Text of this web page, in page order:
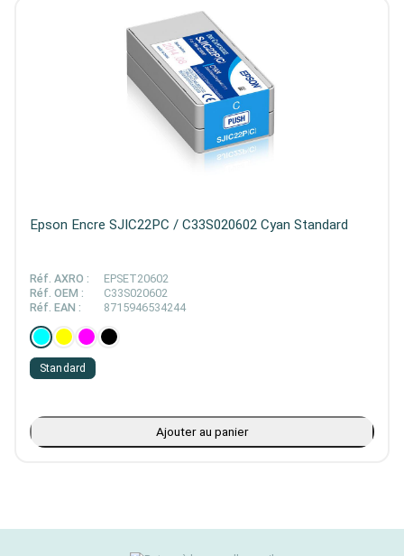
Epson Encre SJIC22PC / C33S020602 Cyan Standard
Réf. AXRO :
EPSET20602
Réf. OEM :
C33S020602
Réf. EAN :
8715946534244
Standard
Ajouter au panier